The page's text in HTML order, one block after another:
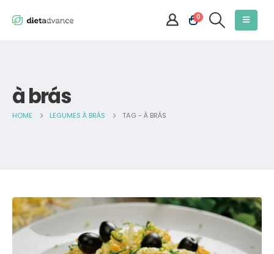
0
à brás
HOME LEGUMES À BRÁS TAG - À BRÁS